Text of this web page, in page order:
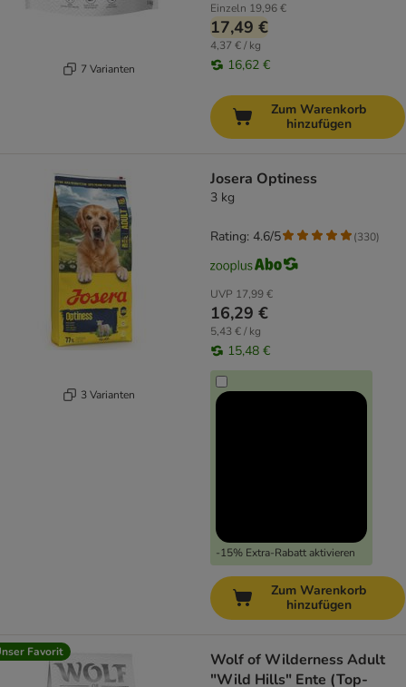
7 Varianten
Einzeln 19,96 €
17,49 €
4,37 € / kg
16,62 €
Zum Warenkorb
hinzufügen
3 Varianten
Josera Optiness
3 kg
UVP 17,99 €
16,29 €
5,43 € / kg
15,48 €
-15% Extra-Rabatt aktivieren
Rating: 4.6/5 (330)
Zum Warenkorb
hinzufügen
Favorit
Wolf of Wilderness Adult
"Wild Hills" Ente (Top-